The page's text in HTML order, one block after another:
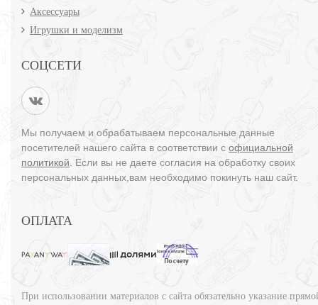
Аксессуары
Игрушки и моделизм
СОЦСЕТИ
Мы получаем и обрабатываем персональные данные
посетителей нашего сайта в соответствии с официальной
политикой. Если вы не даете согласия на обработку своих
персональных данных,вам необходимо покинуть наш сайт.
ОПЛАТА
При использовании материалов с сайта обязательно указание